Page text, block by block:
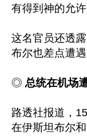
有得到神的允
这名官员还透
布尔也差点遭
◎ 总统在机场
路透社报道，
在伊斯坦布尔